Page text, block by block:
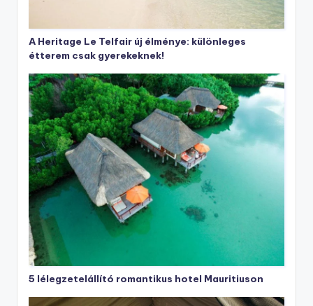
A Heritage Le Telfair új élménye: különleges
étterem csak gyerekeknek!
5 lélegzetelállító romantikus hotel Mauritiuson